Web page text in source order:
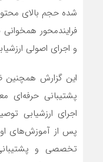
شده حجم بالای
فرایندمحور
و اجرای اصولی
این گزارش همچنین
پشتیبانی حرفه‌ای
اجرای ارزشیابی
پس از آموزش‌های
تخصصی و پشتیبانی